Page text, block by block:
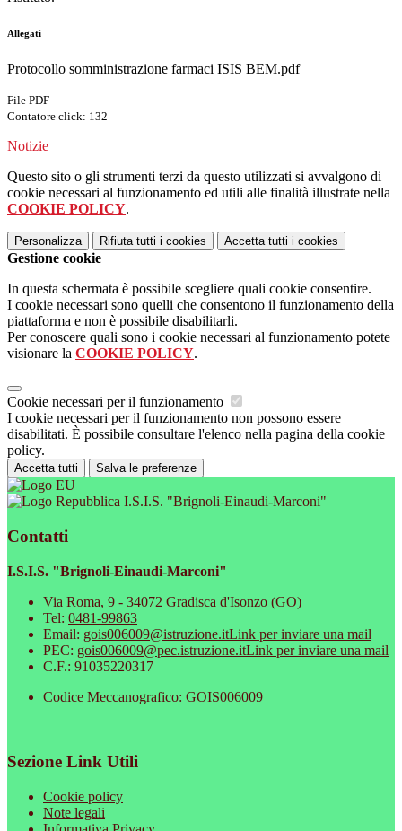
Allegati
Protocollo somministrazione farmaci ISIS BEM.pdf
File PDF
Contatore click: 132
Notizie
Questo sito o gli strumenti terzi da questo utilizzati si avvalgono di
cookie necessari al funzionamento ed utili alle finalità illustrate nella
COOKIE POLICY.
Personalizza Rifiuta tutti i cookies Accetta tutti i cookies
Gestione cookie
In questa schermata è possibile scegliere quali cookie consentire.
I cookie necessari sono quelli che consentono il funzionamento della
piattaforma e non è possibile disabilitarli.
Per conoscere quali sono i cookie necessari al funzionamento potete
visionare la COOKIE POLICY.
Cookie necessari per il funzionamento
I cookie necessari per il funzionamento non possono essere
disabilitati. È possibile consultare l'elenco nella pagina della cookie
policy.
Accetta tutti Salva le preferenze
I.S.I.S. "Brignoli-Einaudi-Marconi"
Contatti
I.S.I.S. "Brignoli-Einaudi-Marconi"
Via Roma, 9 - 34072 Gradisca d'Isonzo (GO)
Tel: 0481-99863
Email: gois006009@istruzione.itLink per inviare una mail
PEC: gois006009@pec.istruzione.itLink per inviare una mail
C.F.: 91035220317
Codice Meccanografico: GOIS006009
Sezione Link Utili
Cookie policy
Note legali